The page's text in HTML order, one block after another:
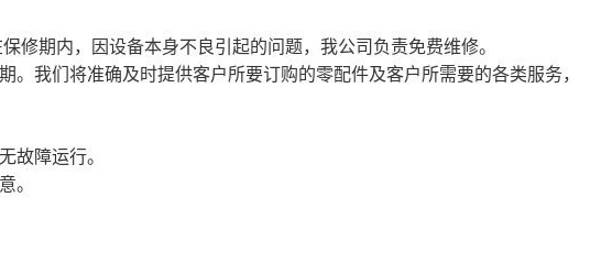
修期内，因设备本身不良引起的问题，我公司负责免费维修。
我们将准确及时提供客户所要订购的零配件及客户所需要的各类服务，
故障运行。
。